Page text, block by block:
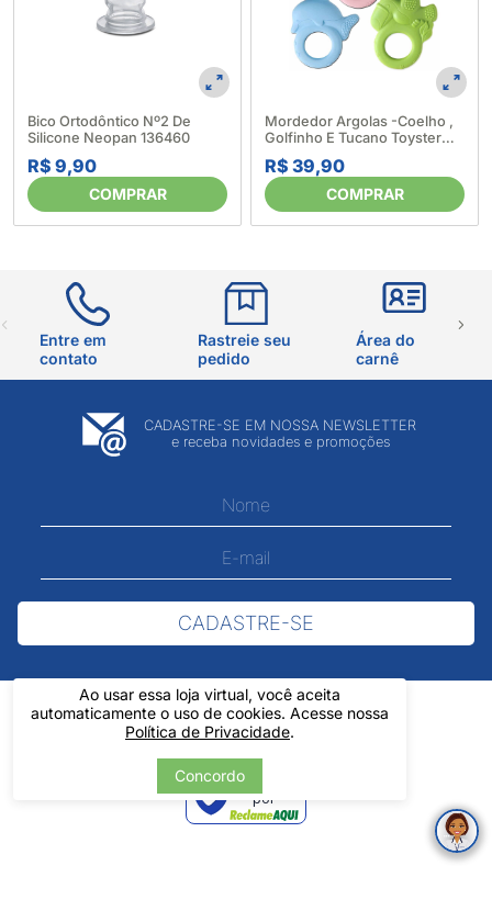
Bico Ortodôntico Nº2 De
Silicone Neopan 136460
R$ 9,90
COMPRAR
Mordedor Argolas -Coelho ,
Golfinho E Tucano Toyster
282423
R$ 39,90
COMPRAR
Ao usar essa loja virtual, você aceita
automaticamente o uso de cookies. Acesse nossa
Política de Privacidade.
Concordo
Entre em
contato
Rastreie seu
pedido
Área do
carnê
CADASTRE-SE EM NOSSA NEWSLETTER
e receba novidades e promoções
CADASTRE-SE
Verificada
por